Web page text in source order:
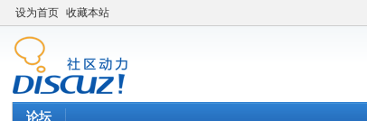
设为首页 收藏本站
论坛